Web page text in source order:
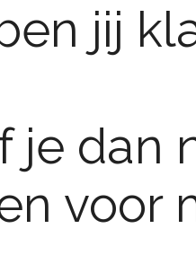
jij
je dan
voor